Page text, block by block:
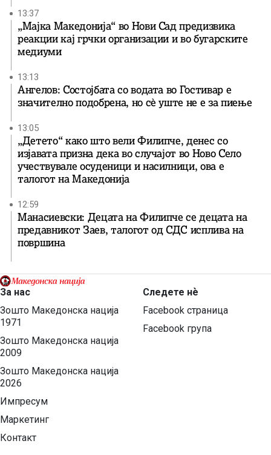
13:37
„Мајка Македонија“ во Нови Сад предизвика
реакции кај грчки организации и во бугарските
медиуми
13:13
Ангелов: Состојбата со водата во Гостивар е
значително подобрена, но сè уште не е за пиење
13:05
„Детето“ како што вели Филипче, денес со
изјавата призна дека во случајот во Ново Село
учествувале осуденици и насилници, ова е
талогот на Македонија
12:59
Манасиевски: Децата на Филипче се децата на
предавникот Заев, талогот од СДС исплива на
површина
За нас
Зошто Македонска нација
1971
Зошто Македонска нација
2009
Зошто Македонска нација
2026
Импресум
Маркетинг
Контакт
Следете нѐ
Facebook страница
Facebook група